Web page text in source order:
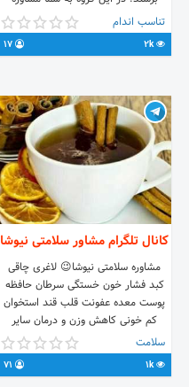
رایگان لاغری داده میشه، ضمنا میتونید
برای عضویت در گروه از سایت طلنوش
هم https://talnoosh.ir اقدام کنید
تناسب اندام
2k
کانال تلگرام مشاور سلامتی نیوشا
مشاوره سلامتی نیوشا😉 لاغری چاقی
کبد فشار خون خستگی سرطان حافظه
پوست معده عفونت قلب قند استخوان
کم خونی کاهش وزن و درمان سایر
بیماری ها و مشکلات با مشاوره سلامتی
نیوشا همراه باشید و زندگی سالمتری
داشته باشید تماس و مشاوره👇👇
سلامت
1k